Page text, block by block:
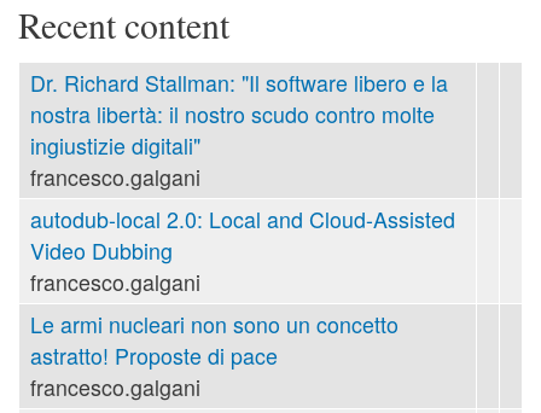
Recent content
Dr. Richard Stallman: "Il software libero e la
nostra libertà: il nostro scudo contro molte
ingiustizie digitali"
francesco.galgani
autodub-local 2.0: Local and Cloud-Assisted
Video Dubbing
francesco.galgani
Le armi nucleari non sono un concetto
astratto! Proposte di pace
francesco.galgani